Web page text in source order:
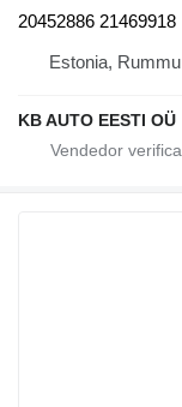
20452886 21469918
Estonia, Rummu
KB AUTO EESTI OÜ